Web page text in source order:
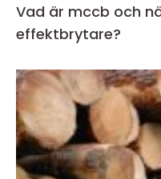
Vad är mccb och
effektbrytare?